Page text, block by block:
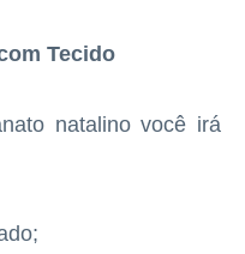
Tecido
natalino você irá